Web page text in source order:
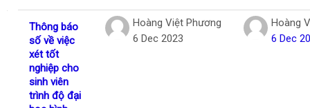
Thông báo
số về việc
xét tốt
nghiệp cho
sinh viên
trình độ đại
Hoàng Việt Phương
6 Dec 2023
Hoàng
6 Dec